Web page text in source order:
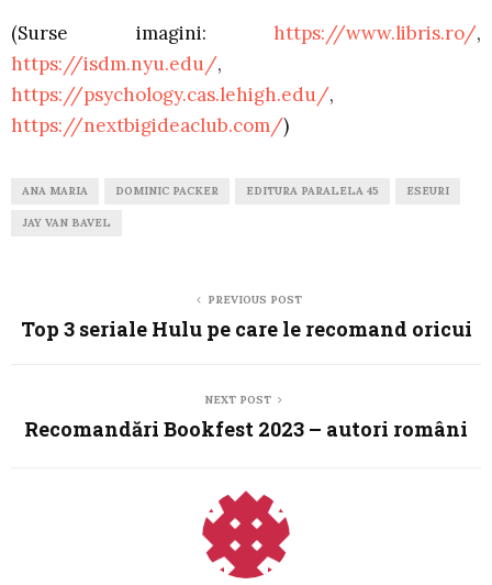
(Surse imagini: https://www.libris.ro/,
https://isdm.nyu.edu/,
https://psychology.cas.lehigh.edu/,
https://nextbigideaclub.com/)
ANA MARIA DOMINIC PACKER EDITURA PARALELA 45 ESEURI
JAY VAN BAVEL
PREVIOUS POST
Top 3 seriale Hulu pe care le recomand oricui
NEXT POST
Recomandări Bookfest 2023 – autori români